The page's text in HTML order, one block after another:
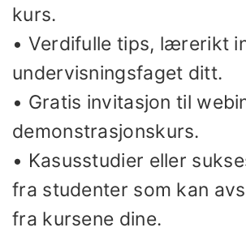
kurs.
• Verdifulle tips, lærerikt
undervisningsfaget ditt.
• Gratis invitasjon til
demonstrasjonskurs.
• Kasusstudier eller
fra studenter som kan
fra kursene dine.